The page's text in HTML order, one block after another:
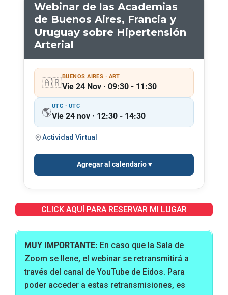
Webinar de las Academias
de Buenos Aires, Francia y
Uruguay sobre Hipertensión
Arterial
🇦🇷
BUENOS AIRES · ART
Vie 24 Nov · 09:30 - 11:30
🌎
UTC · UTC
Vie 24 nov · 12:30 - 14:30
Actividad Virtual
Agregar al calendario
CLICK AQUÍ PARA RESERVAR MI LUGAR
MUY IMPORTANTE: En caso que la Sala de
Zoom se llene, el webinar se retransmitirá a
través del canal de YouTube de Eidos. Para
poder acceder a estas retransmisiones, es